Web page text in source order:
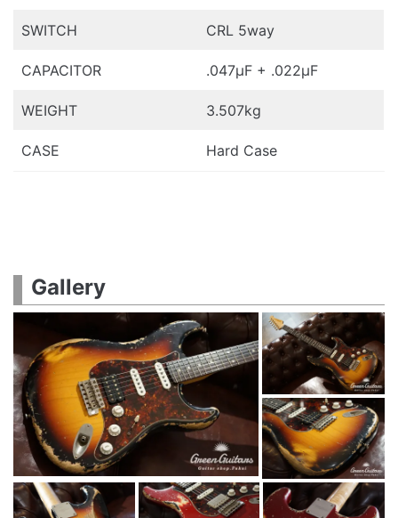
SWITCH CRL 5way
CAPACITOR .047μF + .022μF
WEIGHT 3.507kg
CASE Hard Case
Gallery